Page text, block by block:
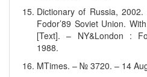
Dictionary of Russia,
Fodor’89 Soviet Union.
[Text]. – NY&London :
1988.
MTimes. – № 3720. – 14